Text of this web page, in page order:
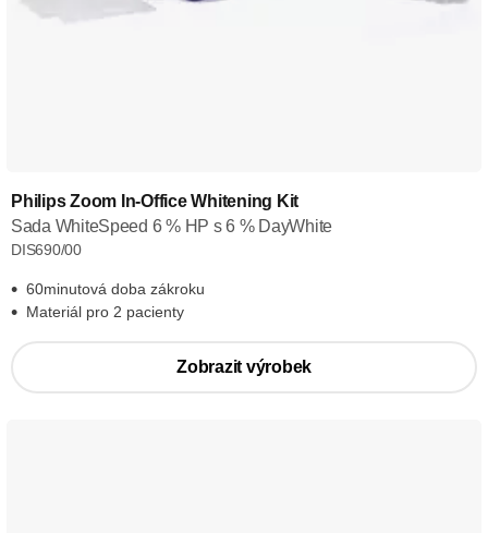
Philips Zoom In-Office Whitening Kit
Sada WhiteSpeed 6 % HP s 6 % DayWhite
DIS690/00
60minutová doba zákroku
Materiál pro 2 pacienty
Zobrazit výrobek